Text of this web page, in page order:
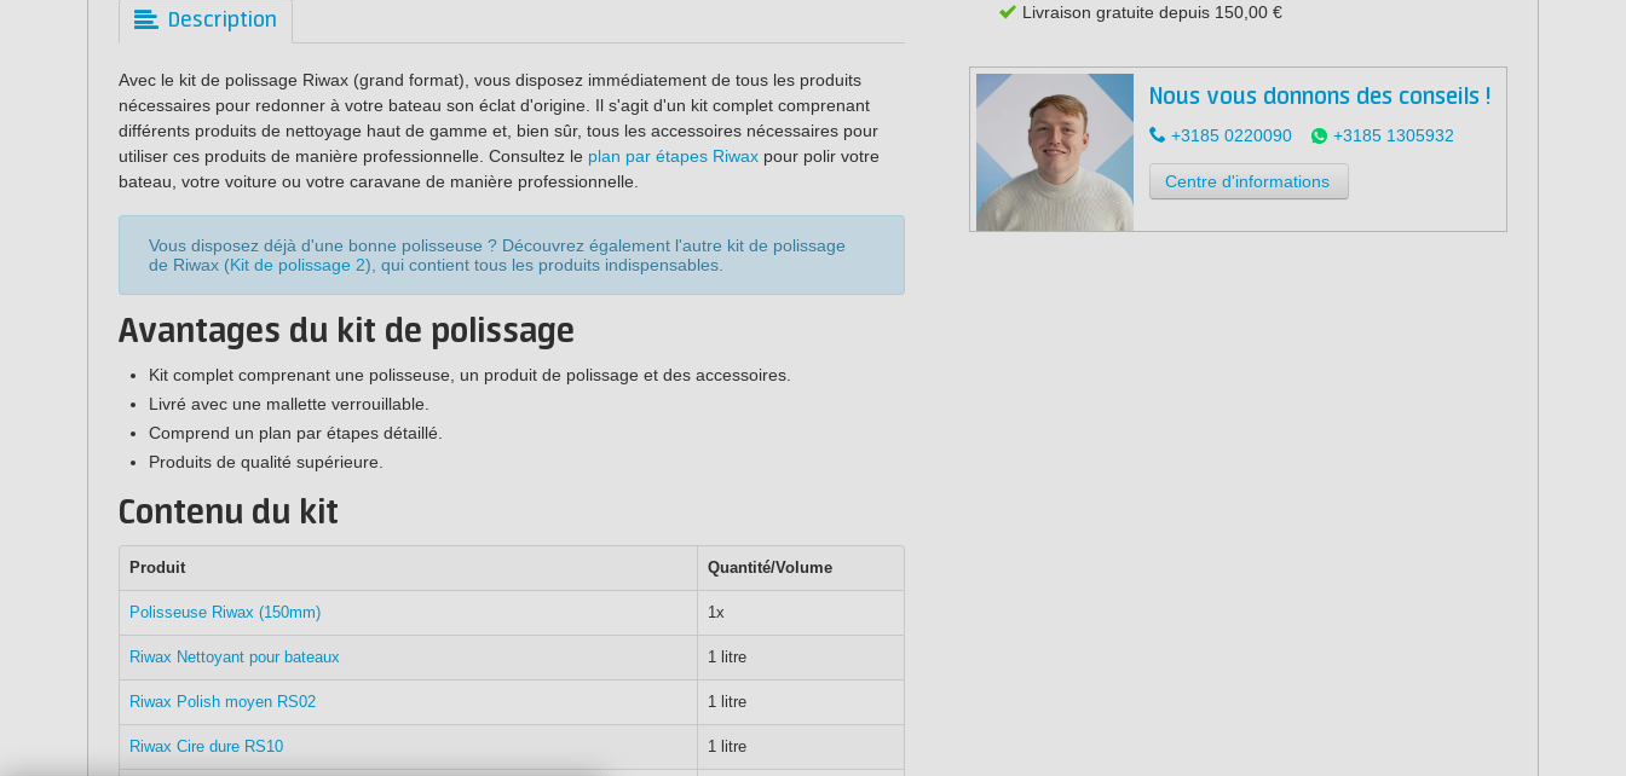
Description
Avec le kit de polissage Riwax (grand format), vous disposez immédiatement de tous les produits
nécessaires pour redonner à votre bateau son éclat d'origine. Il s'agit d'un kit complet comprenant
différents produits de nettoyage haut de gamme et, bien sûr, tous les accessoires nécessaires pour
utiliser ces produits de manière professionnelle. Consultez le plan par étapes Riwax pour polir votre
bateau, votre voiture ou votre caravane de manière professionnelle.
Vous disposez déjà d'une bonne polisseuse ? Découvrez également l'autre kit de polissage
de Riwax (Kit de polissage 2), qui contient tous les produits indispensables.
Avantages du kit de polissage
Kit complet comprenant une polisseuse, un produit de polissage et des accessoires.
Livré avec une mallette verrouillable.
Comprend un plan par étapes détaillé.
Produits de qualité supérieure.
Contenu du kit
Produit Quantité/Volume
Polisseuse Riwax (150mm) 1x
Riwax Nettoyant pour bateaux 1 litre
Riwax Polish moyen RS02 1 litre
Riwax Cire dure RS10 1 litre
Livraison gratuite depuis 150,00 €
Nous vous donnons des conseils !
+3185 0220090 +3185 1305932
Centre d'informations